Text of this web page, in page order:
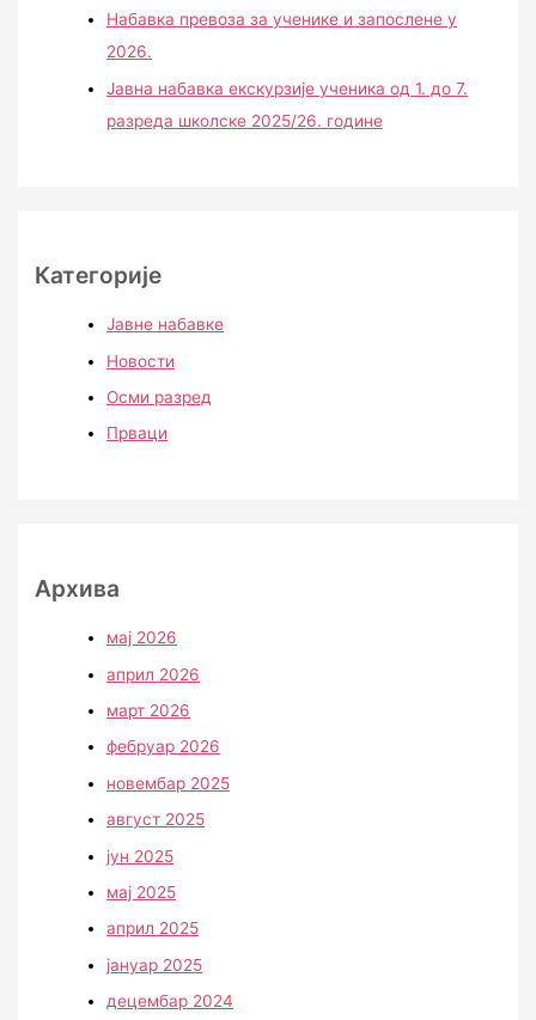
Набавка превоза за ученике и запослене у
2026.
Јавна набавка екскурзије ученика од 1. до 7.
разреда школске 2025/26. године
Категорије
Јавне набавке
Новости
Осми разред
Прваци
Архива
мај 2026
април 2026
март 2026
фебруар 2026
новембар 2025
август 2025
јун 2025
мај 2025
април 2025
јануар 2025
децембар 2024